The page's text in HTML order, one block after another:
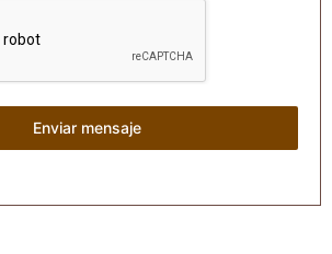
Enviar mensaje